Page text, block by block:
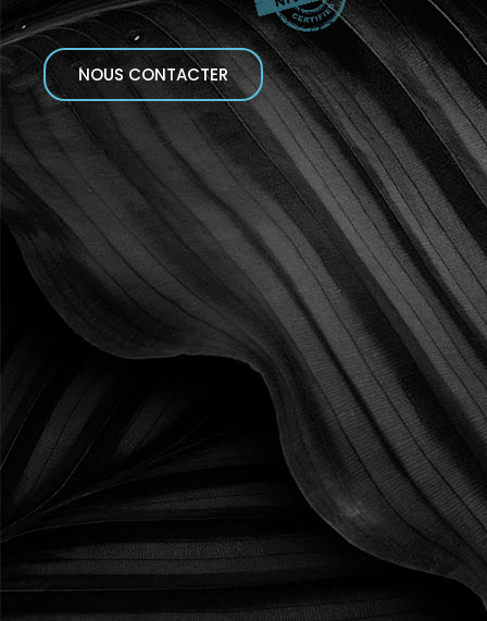
NOUS CONTACTER